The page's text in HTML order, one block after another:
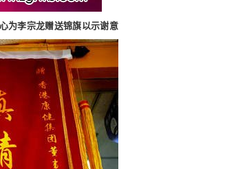
李宗龙赠送锦旗以示谢意